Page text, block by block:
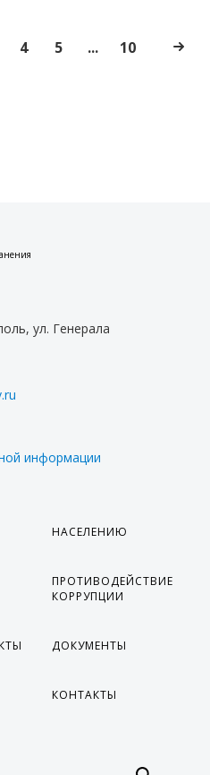
4 5 ... 10
ул. Генерала
информации
НАСЕЛЕНИЮ
ПРОТИВОДЕЙСТВИЕ
КОРРУПЦИИ
ДОКУМЕНТЫ
КОНТАКТЫ